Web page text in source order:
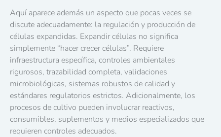
Aquí aparece además un aspecto que pocas veces se
discute adecuadamente: la regulación y producción de
células expandidas. Expandir células no significa
simplemente “hacer crecer células”. Requiere
infraestructura específica, controles ambientales
rigurosos, trazabilidad completa, validaciones
microbiológicas, sistemas robustos de calidad y
estándares regulatorios estrictos. Adicionalmente, los
procesos de cultivo pueden involucrar reactivos,
consumibles, suplementos y medios especializados que
requieren controles adecuados.